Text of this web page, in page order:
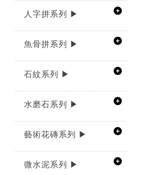
人字拼系列 ▶
魚骨拼系列 ▶
石紋系列 ▶
水磨石系列 ▶
藝術花磚系列 ▶
微水泥系列 ▶